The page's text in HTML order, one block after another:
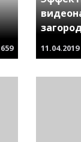
659 11.04.2019